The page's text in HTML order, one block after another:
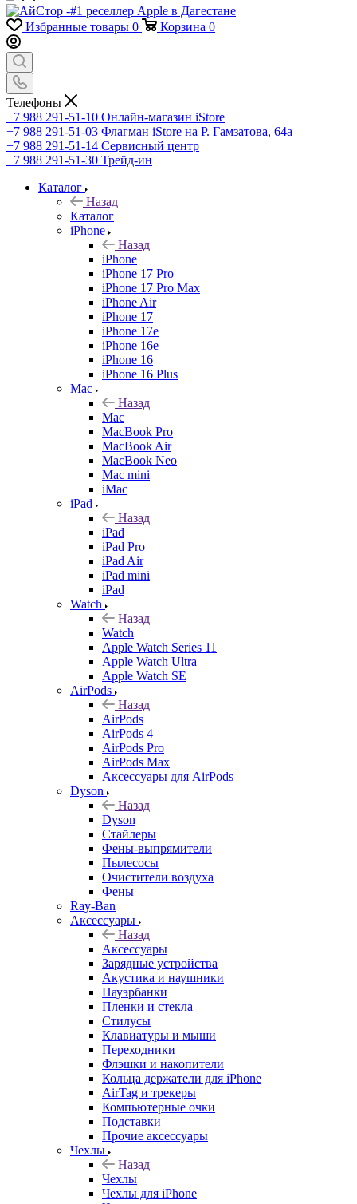
Избранные товары 0 Корзина 0
Телефоны
+7 988 291-51-10 Онлайн-магазин iStore
+7 988 291-51-03 Флагман iStore на Р. Гамзатова, 64а
+7 988 291-51-14 Сервисный центр
+7 988 291-51-30 Трейд-ин
Каталог
Назад
Каталог
iPhone
Назад
iPhone
iPhone 17 Pro
iPhone 17 Pro Max
iPhone Air
iPhone 17
iPhone 17e
iPhone 16e
iPhone 16
iPhone 16 Plus
Mac
Назад
Mac
MacBook Pro
MacBook Air
MacBook Neo
Mac mini
iMac
iPad
Назад
iPad
iPad Pro
iPad Air
iPad mini
iPad
Watch
Назад
Watch
Apple Watch Series 11
Apple Watch Ultra
Apple Watch SE
AirPods
Назад
AirPods
AirPods 4
AirPods Pro
AirPods Max
Аксессуары для AirPods
Dyson
Назад
Dyson
Стайлеры
Фены-выпрямители
Пылесосы
Очистители воздуха
Фены
Ray-Ban
Аксессуары
Назад
Аксессуары
Зарядные устройства
Акустика и наушники
Пауэрбанки
Пленки и стекла
Стилусы
Клавиатуры и мыши
Переходники
Флэшки и накопители
Кольца держатели для iPhone
AirTag и трекеры
Компьютерные очки
Подставки
Прочие аксессуары
Чехлы
Назад
Чехлы
Чехлы для iPhone